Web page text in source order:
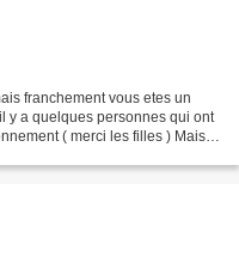
franchement vous etes un
y a quelques personnes qui ont
( merci les filles ) Mais